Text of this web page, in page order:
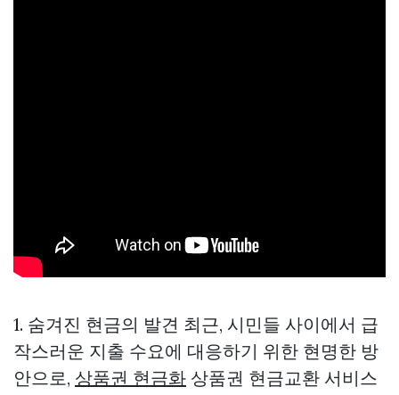
1. 숨겨진 현금의 발견 최근, 시민들 사이에서 급
작스러운 지출 수요에 대응하기 위한 현명한 방
안으로, 상품권 현금화 상품권 현금교환 서비스